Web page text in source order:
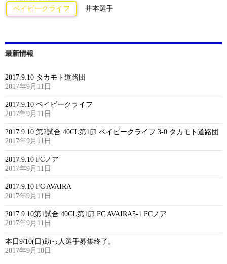
ベイビークライフ
井本選手
最新情報
2017.9.10 タカモト道路団
2017年9月11日
2017.9.10 ベイビークライフ
2017年9月11日
2017.9.10 第2試合 40CL第1節 ベイビークライフ 3-0 タカモト道路団
2017年9月11日
2017.9.10 FCノア
2017年9月11日
2017.9.10 FC AVAIRA
2017年9月11日
2017.9.10第1試合 40CL第1節 FC AVAIRA5-1 FCノア
2017年9月11日
本日9/10(日)助っ人選手募集終了。
2017年9月10日